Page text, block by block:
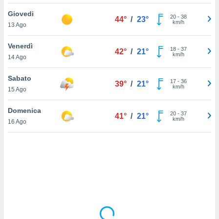
cookie
il tuo
in
a piè
del
Giovedi
13 Ago
44° / 23° 20- 38
km/h
Venerdì
14 Ago
42° / 21° 18- 37
km/h
Sabato
15 Ago
39° / 21° 17- 36
km/h
Domenica
16 Ago
41° / 21° 20- 37
km/h